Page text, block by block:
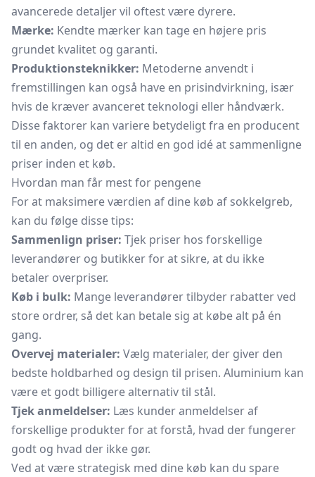
avancerede detaljer vil oftest være dyrere.
Mærke: Kendte mærker kan tage en højere pris
grundet kvalitet og garanti.
Produktionsteknikker: Metoderne anvendt i
fremstillingen kan også have en prisindvirkning, især
hvis de kræver avanceret teknologi eller håndværk.
Disse faktorer kan variere betydeligt fra en producent
til en anden, og det er altid en god idé at sammenligne
priser inden et køb.
Hvordan man får mest for pengene
For at maksimere værdien af dine køb af sokkelgreb,
kan du følge disse tips:
Sammenlign priser: Tjek priser hos forskellige
leverandører og butikker for at sikre, at du ikke
betaler overpriser.
Køb i bulk: Mange leverandører tilbyder rabatter ved
store ordrer, så det kan betale sig at købe alt på én
gang.
Overvej materialer: Vælg materialer, der giver den
bedste holdbarhed og design til prisen. Aluminium kan
være et godt billigere alternativ til stål.
Tjek anmeldelser: Læs kunder anmeldelser af
forskellige produkter for at forstå, hvad der fungerer
godt og hvad der ikke gør.
Ved at være strategisk med dine køb kan du spare